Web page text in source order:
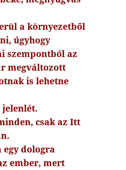
a környezetből
úgyhogy
szempontból az
megváltozott
is lehetne
csak az Itt
egy dologra
ember, mert